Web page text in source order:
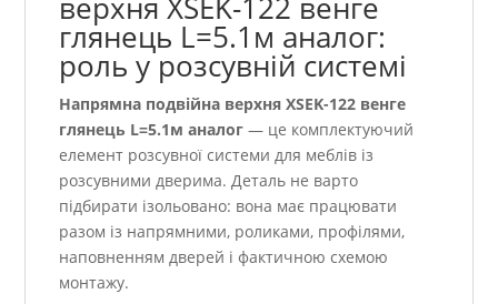
верхня ХSEK-122 венге
глянець L=5.1м аналог:
роль у розсувній системі
Напрямна подвійна верхня ХSEK-122 венге
глянець L=5.1м аналог — це комплектуючий
елемент розсувної системи для меблів із
розсувними дверима. Деталь не варто
підбирати ізольовано: вона має працювати
разом із напрямними, роликами, профілями,
наповненням дверей і фактичною схемою
монтажу.